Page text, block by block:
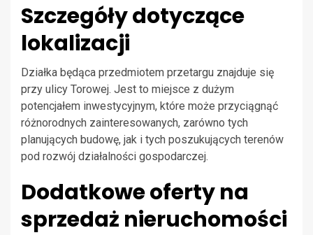
Szczegóły dotyczące
lokalizacji
Działka będąca przedmiotem przetargu znajduje się
przy ulicy Torowej. Jest to miejsce z dużym
potencjałem inwestycyjnym, które może przyciągnąć
różnorodnych zainteresowanych, zarówno tych
planujących budowę, jak i tych poszukujących terenów
pod rozwój działalności gospodarczej.
Dodatkowe oferty na
sprzedaż nieruchomości